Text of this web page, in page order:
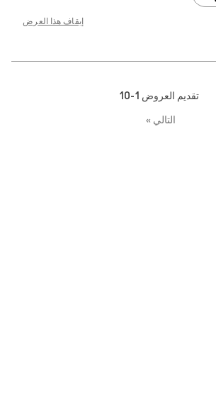
إيقاف هذا العرض
تقديم العروض 1-10
التالي»